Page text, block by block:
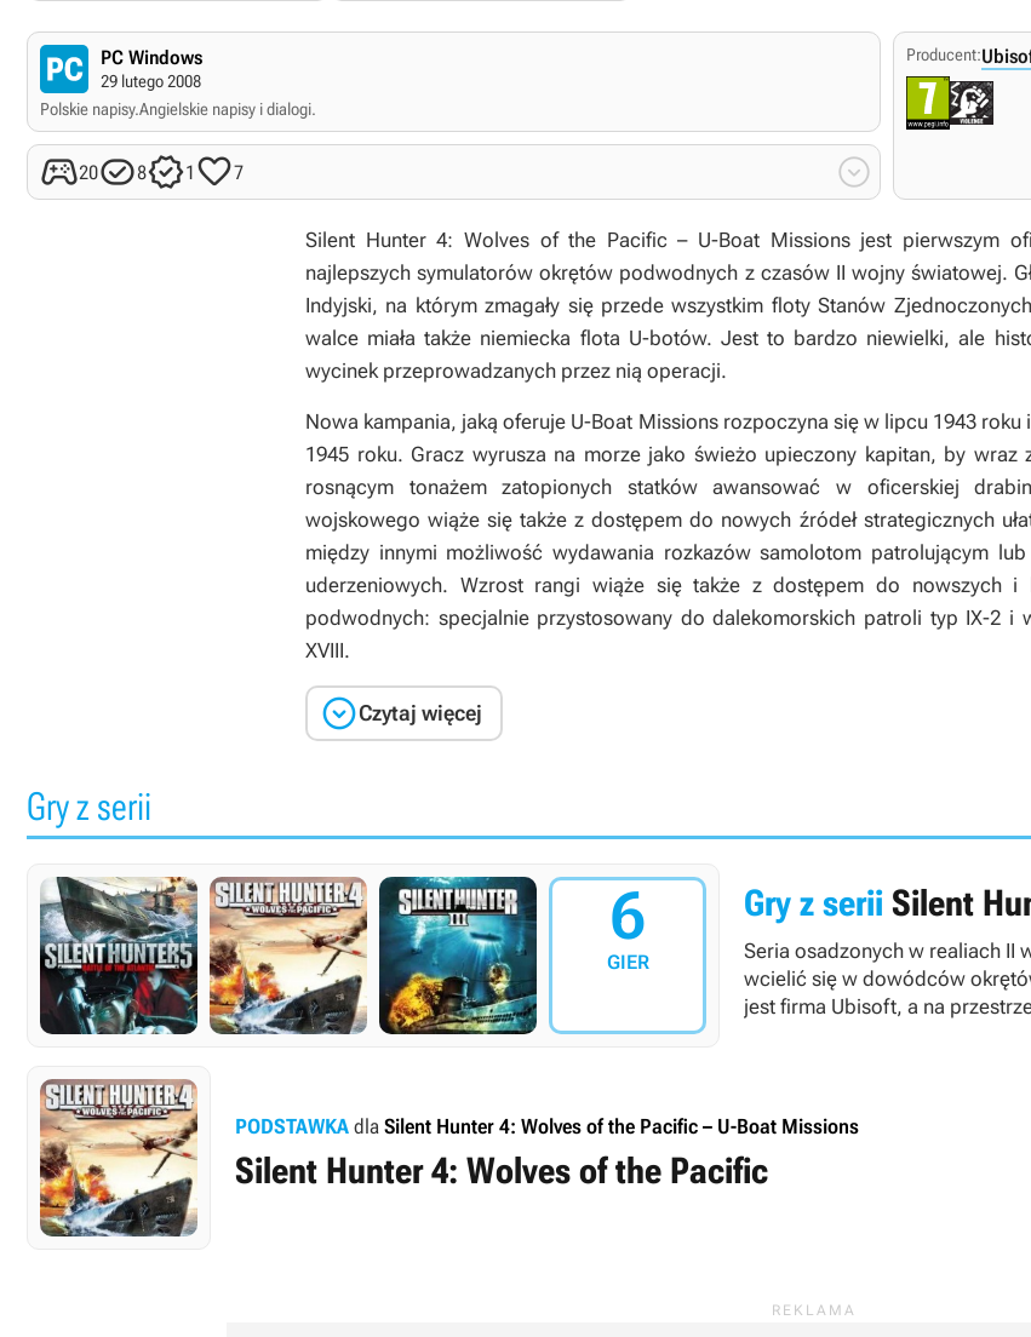
PC Windows
29 lutego 2008
Polskie napisy.Angielskie napisy i dialogi.
2081 7 
Producent:
Silent Hunter 4: Wolves of the Pacific – U-Boat Missionsjest pierwszym
najlepszych symulatorów okrętów podwodnych z czasów II wojny światowej.
Indyjski, na którym zmagały się przede wszystkim floty Stanów
walce miała także niemiecka flota U-botów. Jest to bardzo niewielki, ale
wycinek przeprowadzanych przez nią operacji.
Nowa kampania, jaką oferuje U-Boat Missionsrozpoczyna się w lipcu 1943 roku
1945 roku. Gracz wyrusza na morze jako świeżo upieczony kapitan, by wraz
rosnącym tonażem zatopionych statków awansować w oficerskiej
wojskowego wiąże się także z dostępem do nowych źródeł strategicznych
między innymi możliwość wydawania rozkazów samolotom patrolującym
uderzeniowych. Wzrost rangi wiąże się także z dostępem do nowszych i
podwodnych: specjalnie przystosowany do dalekomorskich patroli typ IX-2 i
XVIII.
Czytaj więcej
Gry z serii
6
GIER
Gry z serii Silent
Seria osadzonych w realiach II
wcielić się w dowódców
jest firma Ubisoft, a na
PODSTAWKA dla Silent Hunter 4: Wolves of the Pacific – U-Boat Missions
Silent Hunter 4: Wolves of the Pacific